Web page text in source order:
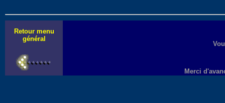
Retour menu
général
Merci